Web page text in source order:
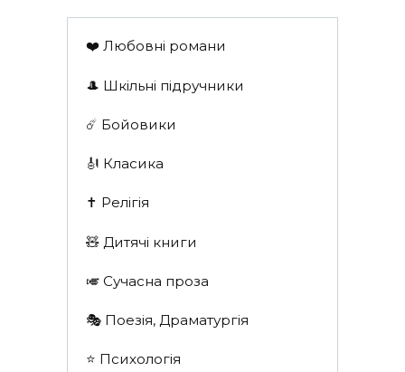
❤️ Любовні романи
🎩 Шкільні підручники
☄️ Бойовики
🎻 Класика
✝️ Релігія
🧸 Дитячі книги
🎺 Сучасна проза
🎭 Поезія, Драматургія
⭐️ Психологія